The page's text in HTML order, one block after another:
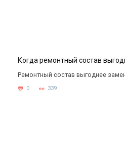
Когда ремонтный состав
Ремонтный состав выгоднее
0 339